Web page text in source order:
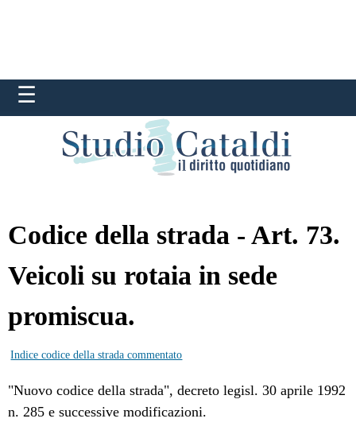
Codice della strada - Art. 73.
Veicoli su rotaia in sede
promiscua.
Indice codice della strada commentato
"Nuovo codice della strada", decreto legisl. 30 aprile 1992
n. 285 e successive modificazioni.